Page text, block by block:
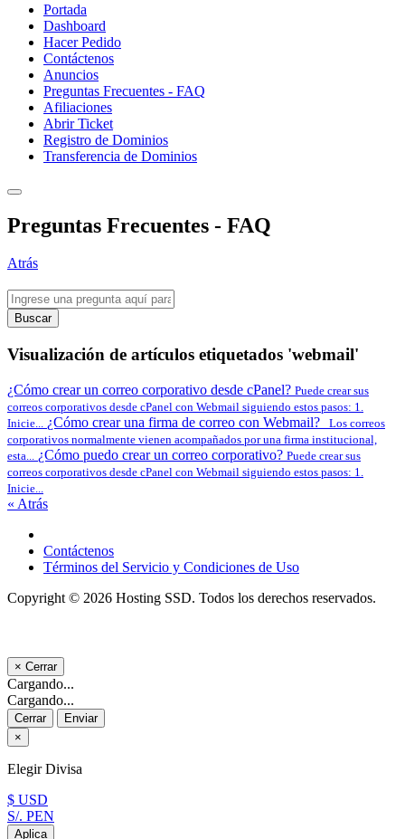
Portada
Dashboard
Hacer Pedido
Contáctenos
Anuncios
Preguntas Frecuentes - FAQ
Afiliaciones
Abrir Ticket
Registro de Dominios
Transferencia de Dominios
Preguntas Frecuentes - FAQ
Atrás
Buscar
Visualización de artículos etiquetados 'webmail'
¿Cómo crear un correo corporativo desde cPanel? Puede crear sus
correos corporativos desde cPanel con Webmail siguiendo estos pasos: 1.
Inicie...
¿Cómo crear una firma de correo con Webmail?
Los correos
corporativos normalmente vienen acompañados por una firma institucional,
esta...
¿Cómo puedo crear un correo corporativo? Puede crear sus
correos corporativos desde cPanel con Webmail siguiendo estos pasos: 1.
Inicie...
« Atrás
Contáctenos
Términos del Servicio y Condiciones de Uso
Copyright © 2026 Hosting SSD. Todos los derechos reservados.
× Cerrar
Cargando...
Cargando...
Cerrar
Enviar
×
Elegir Divisa
$ USD
S/. PEN
Aplica